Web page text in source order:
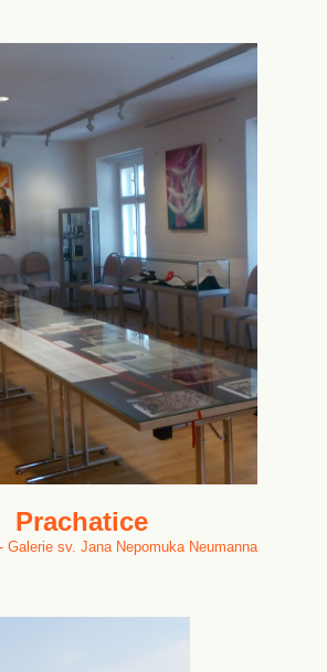
Prachatice
Galerie sv. Jana Nepomuka Neumanna